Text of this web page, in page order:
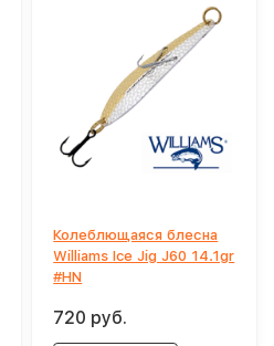
Колеблющаяся блесна
Williams Ice Jig J60 14.1gr
#HN
720 руб.